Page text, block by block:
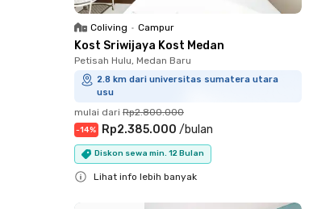
Coliving • Campur
Kost Sriwijaya Kost Medan
Petisah Hulu, Medan Baru
2.8 km dari universitas sumatera utara
usu
mulai dari Rp2.800.000
-14% Rp2.385.000 /bulan
Diskon sewa min. 12 Bulan
Lihat info lebih banyak